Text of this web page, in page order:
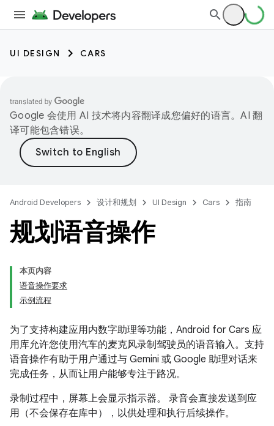
UI DESIGN CARS
Google 会使用 AI 技术将内容翻译成您偏好的语言。AI 翻
译可能包含错误。
Android Developers 设计和规划 UI Design Cars 指南
规划语音操作
本页内容
语音操作要求
示例流程
为了支持构建应用内数字助理等功能，Android for Cars 应
用库允许您使用汽车的麦克风录制驾驶员的语音输入。支持
语音操作有助于用户通过与 Gemini 或 Google 助理对话来
完成任务，从而让用户能够专注于路况。
录制过程中，屏幕上会显示指示器。 录音会直接发送到应
用（不会保存在库中），以供处理和执行后续操作。